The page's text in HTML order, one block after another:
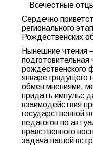
Всечестные
Сердечно
регионального
Рождественских
Нынешние чтения
рождественского
январе грядущего
обмен мнениями,
придать импульс
взаимодействия
государственной
педагогов по
нравственного
задача нашей